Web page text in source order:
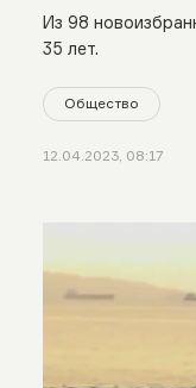
Из 98
35 лет.
Общество
12.04.2023, 08:17